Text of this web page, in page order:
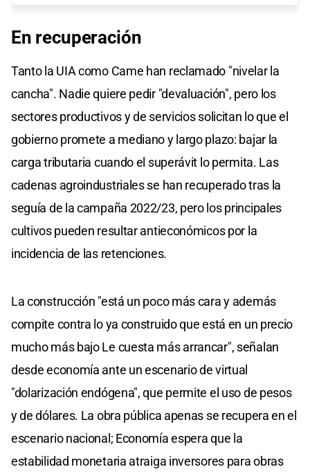
En recuperación
Tanto la UIA como Came han reclamado "nivelar la
cancha". Nadie quiere pedir "devaluación", pero los
sectores productivos y de servicios solicitan lo que el
gobierno promete a mediano y largo plazo: bajar la
carga tributaria cuando el superávit lo permita. Las
cadenas agroindustriales se han recuperado tras la
seguía de la campaña 2022/23, pero los principales
cultivos pueden resultar antieconómicos por la
incidencia de las retenciones.
La construcción "está un poco más cara y además
compite contra lo ya construido que está en un precio
mucho más bajo Le cuesta más arrancar", señalan
desde economía ante un escenario de virtual
"dolarización endógena", que permite el uso de pesos
y de dólares. La obra pública apenas se recupera en el
escenario nacional; Economía espera que la
estabilidad monetaria atraiga inversores para obras